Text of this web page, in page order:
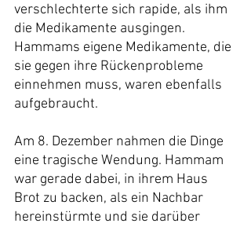
verschlechterte sich rapide, als ihm
die Medikamente ausgingen.
Hammams eigene Medikamente, die
sie gegen ihre Rückenprobleme
einnehmen muss, waren ebenfalls
aufgebraucht.
Am 8. Dezember nahmen die Dinge
eine tragische Wendung. Hammam
war gerade dabei, in ihrem Haus
Brot zu backen, als ein Nachbar
hereinstürmte und sie darüber